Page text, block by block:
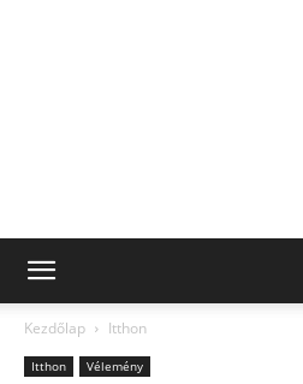
Kezdőlap Itthon
Itthon Vélemény